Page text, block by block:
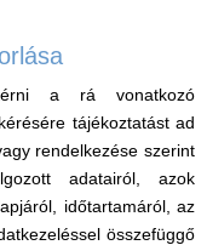
a rá vonatkozó
tájékoztatást ad
rendelkezése szerint
adatairól, azok
időtartamáról, az
összefüggő